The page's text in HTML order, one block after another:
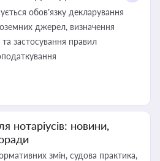
обов’язку декларування
джерел, визначення
застосування правил
нотаріусів: новини,
змін, судова практика,